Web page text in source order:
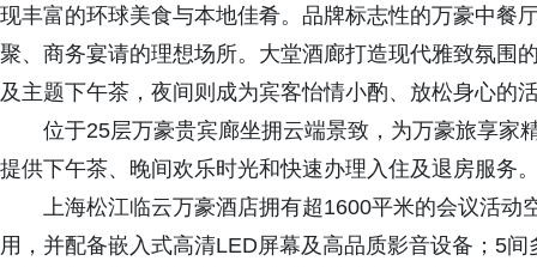
现丰富的环球美食与本地佳肴。品牌标志性的万豪中餐
聚、商务宴请的理想场所。大堂酒廊打造现代雅致氛围
及主题下午茶，夜间则成为宾客怡情小酌、放松身心的
位于25层万豪贵宾廊坐拥云端景致，为万豪旅享家
提供下午茶、晚间欢乐时光和快速办理入住及退房服务
上海松江临云万豪酒店拥有超1600平米的会议活
用，并配备嵌入式高清LED屏幕及高品质影音设备；5